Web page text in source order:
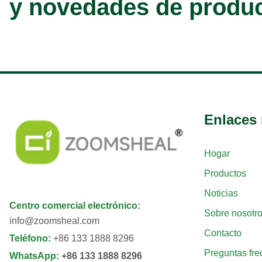
y novedades de
Centro comercial electrónico:
info@zoomsheal.com
Teléfono: +86 133 1888 8296
WhatsApp: +86 133 1888 8296
Hogar
Productos
Noticias
Sobre
Contacto
Preguntas